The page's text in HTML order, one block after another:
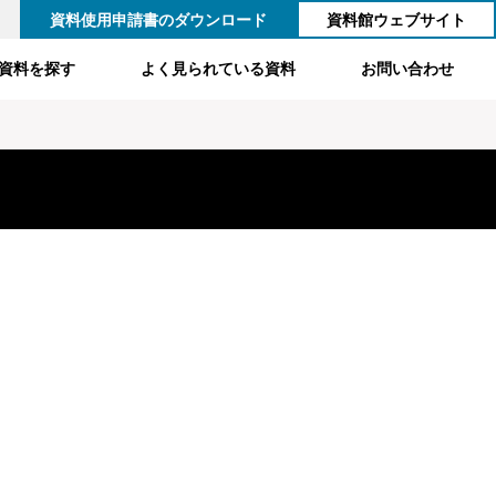
資料使用申請書のダウンロード 資料館ウェブサイト
資料を探す よく見られている資料 お問い合わせ